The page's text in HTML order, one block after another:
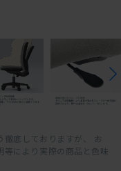
底しておりますが、 お
等により実際の商品と色味